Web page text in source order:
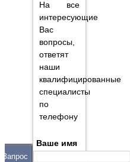
Запрос
На все
интересующие
Вас
вопросы,
ответят
наши
квалифицированные
специалисты
по
телефону
Ваше имя